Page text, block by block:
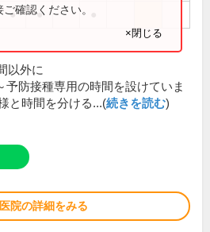
● ●
確認ください。
×閉じる
以外に
予防接種専用の時間を設けていま
と時間を分ける...(続きを読む)
院の詳細をみる